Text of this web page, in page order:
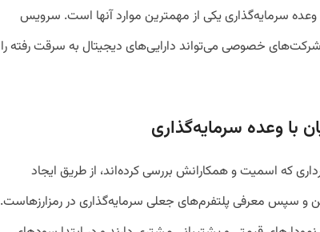
سرمایه‌گذاری یکی از مهمترین موارد آنها است. سرویس
خصوصی می‌تواند دارایی‌های دیجیتال به سرقت رفته را
با وعده سرمایه‌گذاری
که اسمیت و همکارانش بررسی کرده‌اند، از طریق ایجاد
و سپس معرفی پلتفرم‌های جعلی سرمایه‌گذاری در رمزارزهاست.